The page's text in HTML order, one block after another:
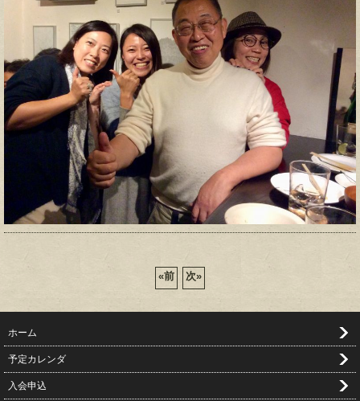
«前 次»
ホーム
予定カレンダ
入会申込